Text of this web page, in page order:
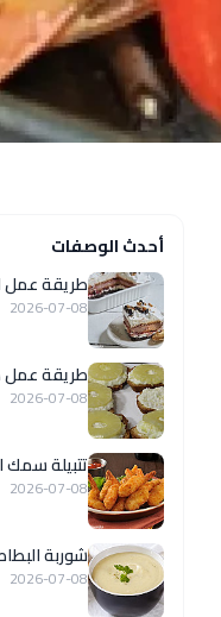
أحدث الوصفات
طريقة عمل
2026-07-08
طريقة عمل
2026-07-08
تتبيلة
2026-07-08
شوربة
2026-07-08